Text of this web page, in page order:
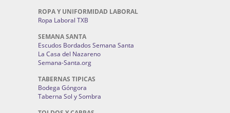
ROPA Y UNIFORMIDAD LABORAL
Ropa Laboral TXB
SEMANA SANTA
Escudos Bordados Semana Santa
La Casa del Nazareno
Semana-Santa.org
TABERNAS TIPICAS
Bodega Góngora
Taberna Sol y Sombra